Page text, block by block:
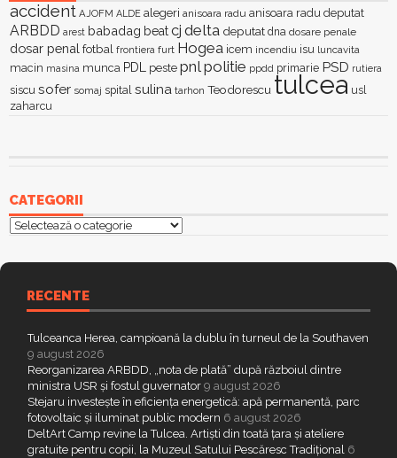
accident AJOFM ALDE alegeri anisoara radu anisoara radu deputat
ARBDD arest babadag beatcj delta deputat dna dosare penale
dosar penal fotbal frontiera furt Hogea icem incendiu isu luncavita
macin masina munca PDL peste pnlpolitie ppdd primarie PSD rutiera
siscu sofer somaj spital sulina tarhon Teodorescu tulcea usl
zaharcu
CATEGORII
Categorii
RECENTE
Tulceanca Herea, campioană la dublu în turneul de la Southaven
9 august 2026
Reorganizarea ARBDD, „nota de plată” după războiul dintre
ministra USR și fostul guvernator 9 august 2026
Stejaru investește în eficiența energetică: apă permanentă, parc
fotovoltaic și iluminat public modern 6 august 2026
DeltArt Camp revine la Tulcea. Artiști din toată țara și ateliere
gratuite pentru copii, la Muzeul Satului Pescăresc Tradițional 6